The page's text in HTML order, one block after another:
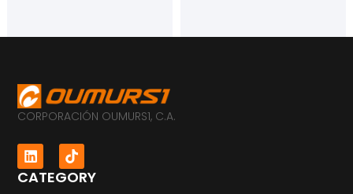
CORPORACIÓN OUMURS1, C.A.
CATEGORY